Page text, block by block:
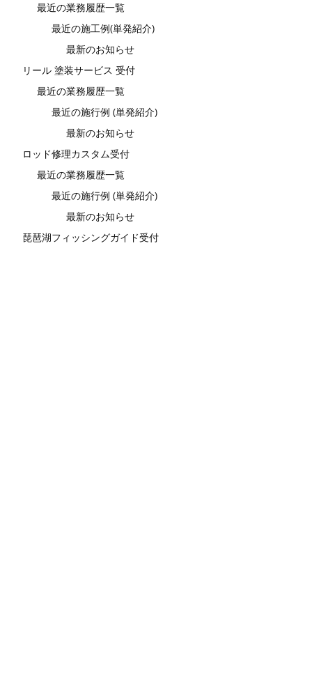
最近の業務履歴一覧
最近の施工例(単発紹介)
最新のお知らせ
リール 塗装サービス 受付
最近の業務履歴一覧
最近の施行例 (単発紹介)
最新のお知らせ
ロッド修理カスタム受付
最近の業務履歴一覧
最近の施行例 (単発紹介)
最新のお知らせ
琵琶湖フィッシングガイド受付